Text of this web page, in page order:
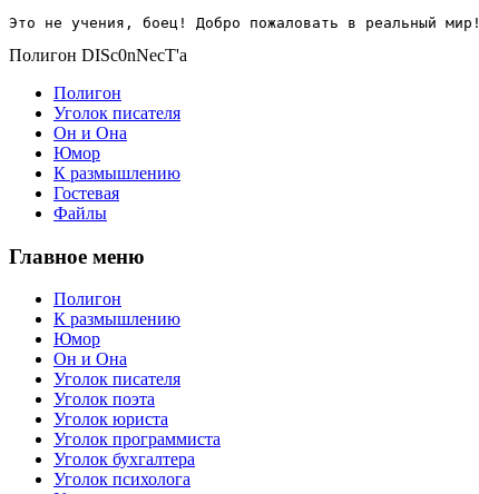
Это не учения, боец! Добро пожаловать в реальный мир!
Полигон DISc0nNecT'a
Полигон
Уголок писателя
Он и Она
Юмор
К размышлению
Гостевая
Файлы
Главное меню
Полигон
К размышлению
Юмор
Он и Она
Уголок писателя
Уголок поэта
Уголок юриста
Уголок программиста
Уголок бухгалтера
Уголок психолога